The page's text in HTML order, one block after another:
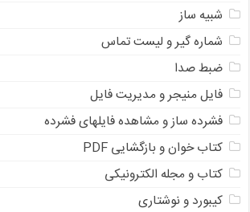
شبیه ساز
شماره گیر و لیست تماس
ضبط صدا
فایل منیجر و مدیریت فایل
فشرده ساز و مشاهده فایلهای فشرده
کتاب خوان و بازگشایی PDF
کتاب و مجله الکترونیکی
کیبورد و نوشتاری